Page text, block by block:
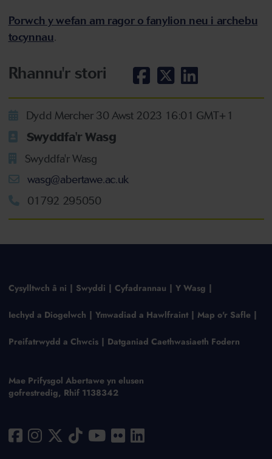
Porwch y wefan am ragor o fanylion neu i archebu
tocynnau.
Rhannu'r stori
Dydd Mercher 30 Awst 2023 16:01 GMT+1
Swyddfa'r Wasg
Swyddfa'r Wasg
wasg@abertawe.ac.uk
01792 295050
Cysylltwch â ni Swyddi Cyfadrannau Y Wasg
Iechyd a Diogelwch Ymwadiad a Hawlfraint Map o'r Safle
Preifatrwydd a Chwcis Datganiad Caethwasiaeth Fodern
Mae Prifysgol Abertawe yn elusen
gofrestredig, Rhif 1138342